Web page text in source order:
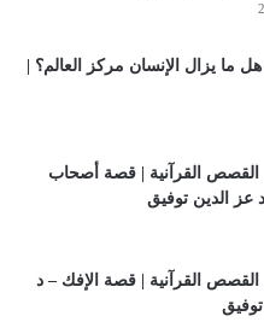
ما يزال الإنسان مركز العالم؟ |
القصص القرآنية | قصة أصحاب
عز الدين توفيق
القصص القرآنية | قصة الإفك – د